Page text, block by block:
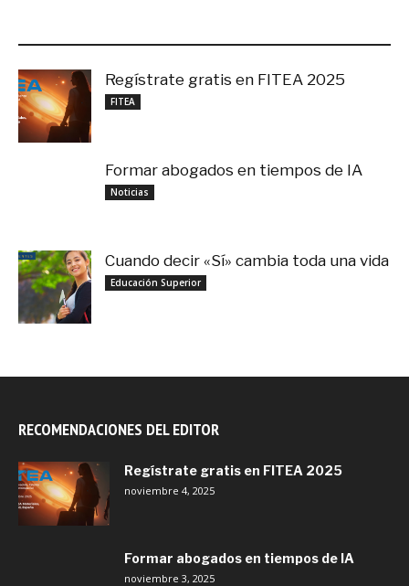
Regístrate gratis en FITEA 2025
FITEA
Formar abogados en tiempos de IA
Noticias
Cuando decir «Sí» cambia toda una vida
Educación Superior
RECOMENDACIONES DEL EDITOR
Regístrate gratis en FITEA 2025
noviembre 4, 2025
Formar abogados en tiempos de IA
noviembre 3, 2025